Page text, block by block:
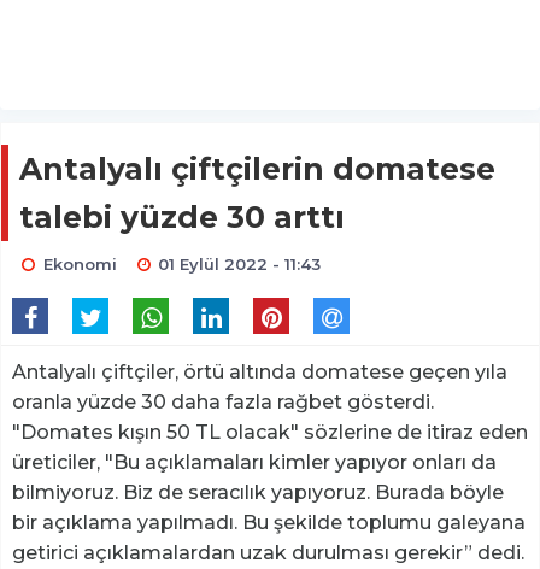
Antalyalı çiftçilerin domatese
talebi yüzde 30 arttı
Ekonomi 01 Eylül 2022 - 11:43
Antalyalı çiftçiler, örtü altında domatese geçen yıla
oranla yüzde 30 daha fazla rağbet gösterdi.
"Domates kışın 50 TL olacak" sözlerine de itiraz eden
üreticiler, "Bu açıklamaları kimler yapıyor onları da
bilmiyoruz. Biz de seracılık yapıyoruz. Burada böyle
bir açıklama yapılmadı. Bu şekilde toplumu galeyana
getirici açıklamalardan uzak durulması gerekir” dedi.